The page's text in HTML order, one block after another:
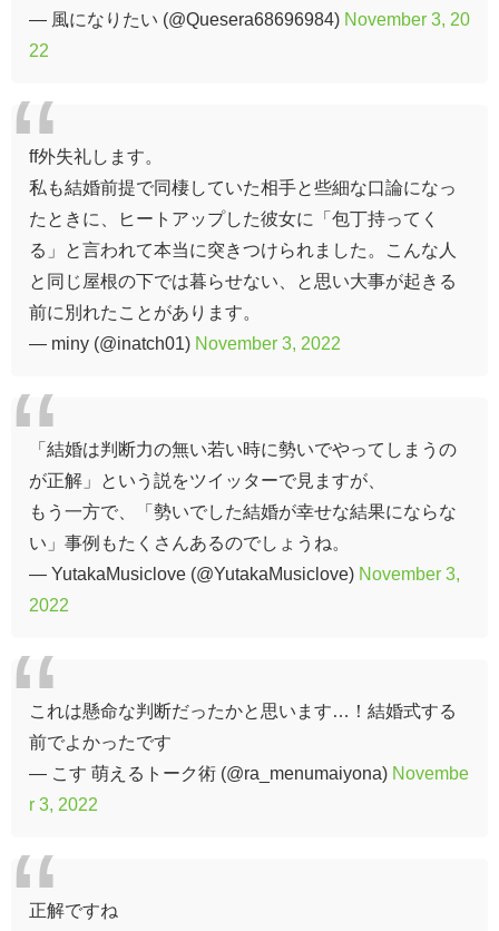
— 風になりたい (@Quesera68696984) November 3, 20
22
ff外失礼します。
私も結婚前提で同棲していた相手と些細な口論になっ
たときに、ヒートアップした彼女に「包丁持ってく
る」と言われて本当に突きつけられました。こんな人
と同じ屋根の下では暮らせない、と思い大事が起きる
前に別れたことがあります。
— miny (@inatch01) November 3, 2022
「結婚は判断力の無い若い時に勢いでやってしまうの
が正解」という説をツイッターで見ますが、
もう一方で、「勢いでした結婚が幸せな結果にならな
い」事例もたくさんあるのでしょうね。
— YutakaMusiclove (@YutakaMusiclove) November 3,
2022
これは懸命な判断だったかと思います…！結婚式する
前でよかったです
— こす 萌えるトーク術 (@ra_menumaiyona) Novembe
r 3, 2022
正解ですね